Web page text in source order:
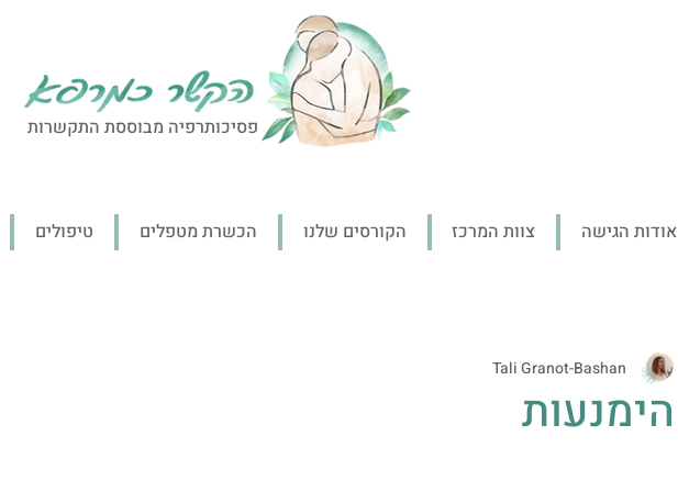
פסיכותרפיה מבוססת התקשרות
אודות הגישה צוות המרכז הקורסים שלנו הכשרת מטפלים טיפולים
הימנעות
Tali Granot-Bashan